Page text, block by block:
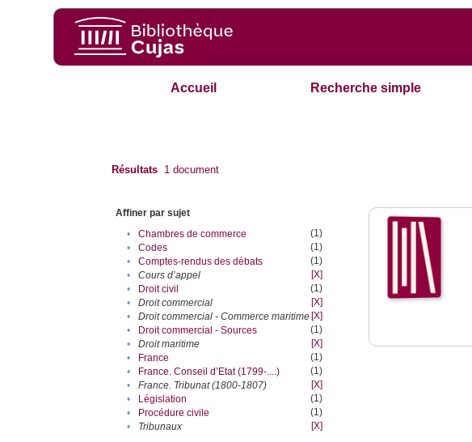
Accueil Recherche simple
Résultats 1 document
Affiner par sujet
•
Chambres de commerce
(1)
•
Codes
(1)
•
Comptes-rendus des débats
(1)
•
Cours d’appel
[X]
•
Droit civil
(1)
•
Droit commercial
[X]
•
Droit commercial - Commerce maritime [X]
•
Droit commercial - Sources
(1)
•
Droit maritime
[X]
•
France
(1)
•
France. Conseil d’Etat (1799-....)
(1)
•
France. Tribunat (1800-1807)
[X]
•
Législation
(1)
•
Procédure civile
(1)
•
Tribunaux
[X]